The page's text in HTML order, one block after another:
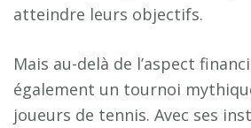
atteindre leurs objectifs.
Mais au-delà de l’aspect
également un tournoi
joueurs de tennis. Avec ses